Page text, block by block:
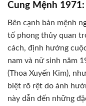
Cung Mệnh
Bên cạnh bản mệnh
tố phong thủy quan
cách, định hướng
nam và nữ sinh năm
(Thoa Xuyến Kim),
biệt rõ rệt do ảnh
này dẫn đến những